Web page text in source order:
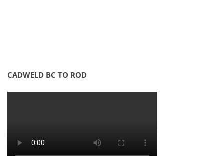
CADWELD BC TO ROD